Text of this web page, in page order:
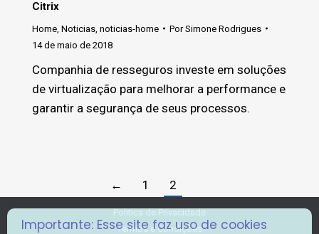
Citrix
Home Noticias noticias-home PorSimone Rodrigues
14 de maio de 2018
Companhia de resseguros investe em soluções
de virtualização para melhorar a performance e
garantir a segurança de seus processos.
← 1 2
Termos e Condições
Importante: Esse site faz uso de cookies